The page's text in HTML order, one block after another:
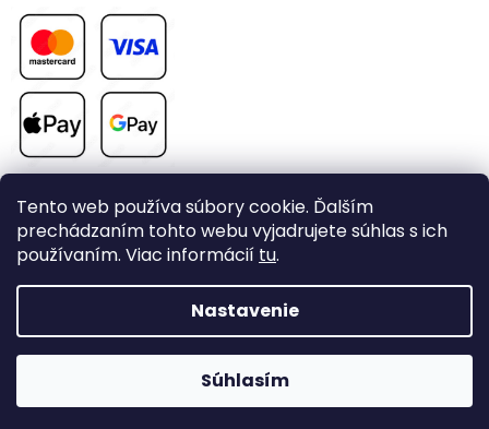
Tento web používa súbory cookie. Ďalším
prechádzaním tohto webu vyjadrujete súhlas s ich
používaním. Viac informácií tu.
Nastavenie
Súhlasím
Copyright 2026CHOVAME-PAPAGAJE.sk. Všetky práva
vyhradené.